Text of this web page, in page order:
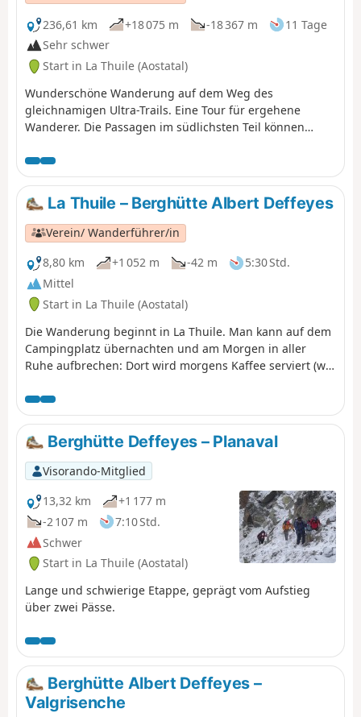
236,61 km
+18 075 m -18 367 m
11 Tage
Sehr schwer
Start in La Thuile (Aostatal)
Wunderschöne Wanderung auf dem Weg des
gleichnamigen Ultra-Trails. Eine Tour für ergehene
Wanderer. Die Passagen im südlichsten Teil können
schwierig sein. Die Wege sind sehr gut markiert, sodass
es entlang der Wanderung keine wirklichen Probleme
gibt. Die Wanderung kann in beide Richtungen
unternommen werden. In dieser Richtung liegt der
wildeste Abschnitt am Anfang. Dies ist auch der
technisch anspruchsvollste Teil.
La Thuile – Berghütte Albert Deffeyes
Verein/ Wanderführer/in
8,80 km
+1 052 m -42 m
5:30 Std.
Mittel
Start in La Thuile (Aostatal)
Die Wanderung beginnt in La Thuile. Man kann auf dem
Campingplatz übernachten und am Morgen in aller
Ruhe aufbrechen: Dort wird morgens Kaffee serviert (wir
Nähe des Flusses liegt, kann es laut sein. Die Aussicht
entlang der Wanderung ist herrlich.
Berghütte Deffeyes – Planaval
Visorando-Mitglied
13,32 km
+1 177 m
-2 107 m
7:10 Std.
Schwer
Start in La Thuile (Aostatal)
Lange und schwierige Etappe, geprägt vom Aufstieg
über zwei Pässe.
Berghütte Albert Deffeyes –
Valgrisenche